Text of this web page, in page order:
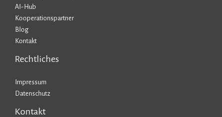
AI-Hub
Kooperationspartner
Blog
Kontakt
Rechtliches
Impressum
Datenschutz
Kontakt